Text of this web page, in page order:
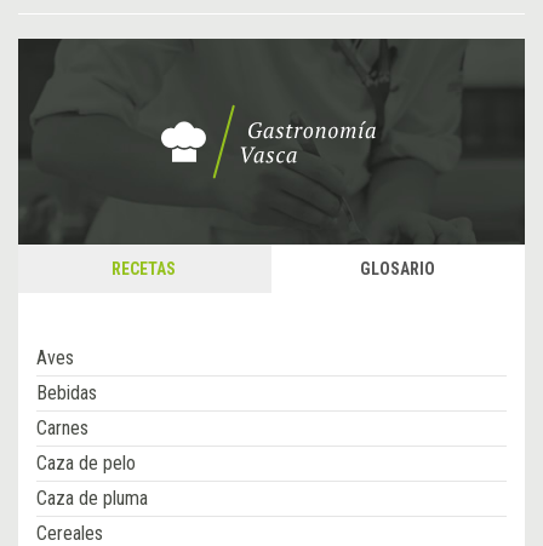
RECETAS GLOSARIO
Aves
Bebidas
Carnes
Caza de pelo
Caza de pluma
Cereales